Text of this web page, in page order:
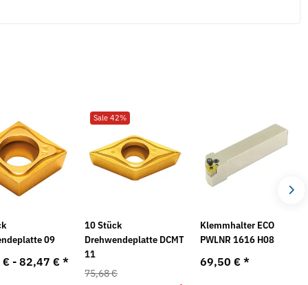
09
€ -82,47 €*
Sale 42%
10 Stück
Drehwendeplatte DCMT
11
75,68 €
Klemmhalter ECO
PWLNR 1616 H08
69,50 €*